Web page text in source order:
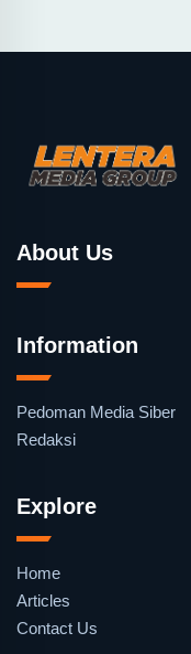
About Us
Information
Pedoman Media Siber
Redaksi
Explore
Home
Articles
Contact Us